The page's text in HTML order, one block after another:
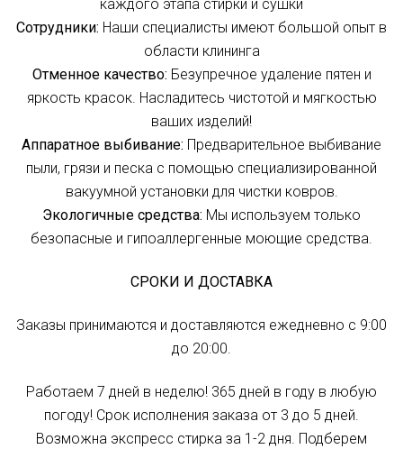
каждого этапа стирки и сушки
Сотрудники: Наши специалисты имеют большой опыт в
области клининга
Отменное качество: Безупречное удаление пятен и
яркость красок. Насладитесь чистотой и мягкостью
ваших изделий!
Аппаратное выбивание: Предварительное выбивание
пыли, грязи и песка с помощью специализированной
вакуумной установки для чистки ковров.
Экологичные средства: Мы используем только
безопасные и гипоаллергенные моющие средства.
СРОКИ И ДОСТАВКА
Заказы принимаются и доставляются ежедневно с 9:00
до 20:00.
Работаем 7 дней в неделю! 365 дней в году в любую
погоду! Срок исполнения заказа от 3 до 5 дней.
Возможна экспресс стирка за 1-2 дня. Подберем